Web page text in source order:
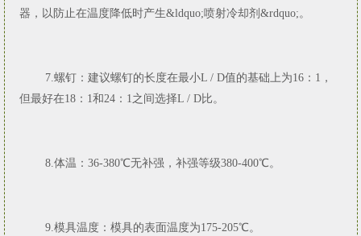
器，以防止在温度降低时产生&ldquo;喷射冷却剂&rdquo;。
7.螺钉：建议螺钉的长度在最小L / D值的基础上为16：1，
但最好在18：1和24：1之间选择L / D比。
8.体温：36-380℃无补强，补强等级380-400℃。
9.模具温度：模具的表面温度为175-205℃。